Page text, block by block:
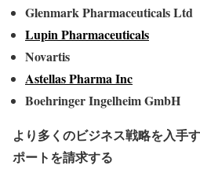
Glenmark Pharmaceuticals Ltd
Lupin Pharmaceuticals
Novartis
Astellas Pharma Inc
Boehringer Ingelheim GmbH
より多くのビジネス戦略を入手
ポートを請求する